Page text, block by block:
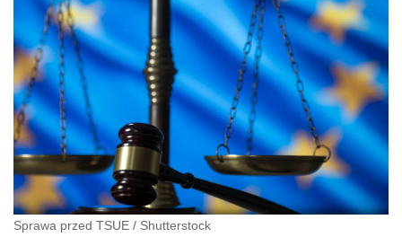
pracą i pomocą socjalną.
Sprawa przed TSUE / Shutterstock